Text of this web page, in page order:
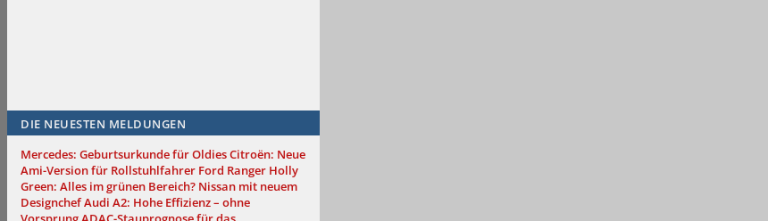
DIE NEUESTEN MELDUNGEN
Mercedes: Geburtsurkunde für OldiesCitroën: Neue
Ami-Version für Rollstuhlfahrer Ford Ranger Holly
Green: Alles im grünen Bereich? Nissan mit neuem
DesignchefAudi A2: Hohe Effizienz – ohne